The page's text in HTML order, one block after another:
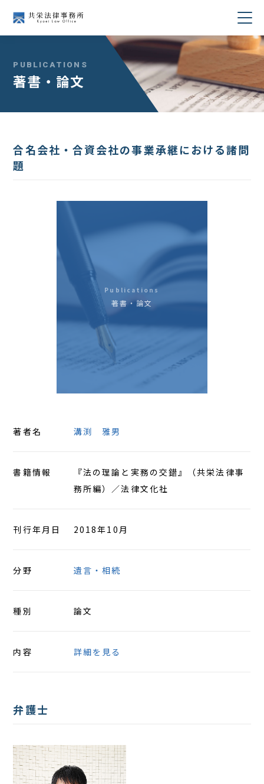
業務分野
セミナー・講演
PUBLICATIONS
著書・論文
合名会社・合資会社の事業承継における諸問
題
Publications
著書・論文
著者名 溝渕 雅男
書籍情報
『法の理論と実務の交錯』（共栄法律事
務所編）／法律文化社
刊行年月日 2018年10月
分野 遺言・相続
種別 論文
内容 詳細を見る
弁護士